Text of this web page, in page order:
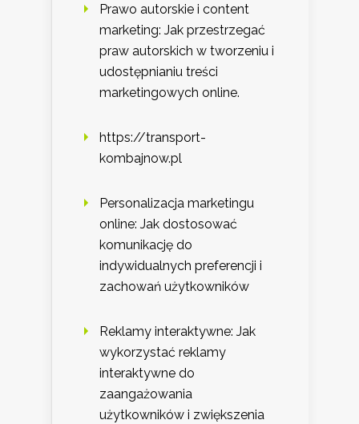
Prawo autorskie i content
marketing: Jak przestrzegać
praw autorskich w tworzeniu i
udostępnianiu treści
marketingowych online.
https://transport-
kombajnow.pl
Personalizacja marketingu
online: Jak dostosować
komunikację do
indywidualnych preferencji i
zachowań użytkowników
Reklamy interaktywne: Jak
wykorzystać reklamy
interaktywne do
zaangażowania
użytkowników i zwiększenia